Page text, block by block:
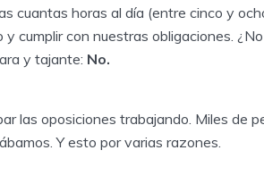
cuantas horas al día (entre cinco y
y cumplir con nuestras obligaciones.
y tajante: No.
las oposiciones trabajando. Miles de
Y esto por varias razones.